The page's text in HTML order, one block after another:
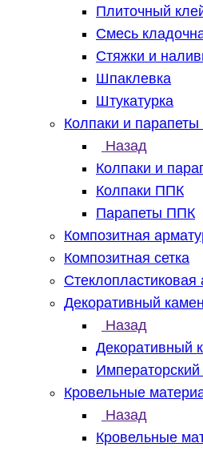
Плиточный
Смесь
Стяжки и
Шпаклевка
Штукатурка
Колпаки и парапеты
Назад
Колпаки и
Колпаки ППК
Парапеты ППК
Композитная
Композитная сетка
Стеклопластиковая
Декоративный
Назад
Декоративный
Императорский
Кровельные
Назад
Кровельные